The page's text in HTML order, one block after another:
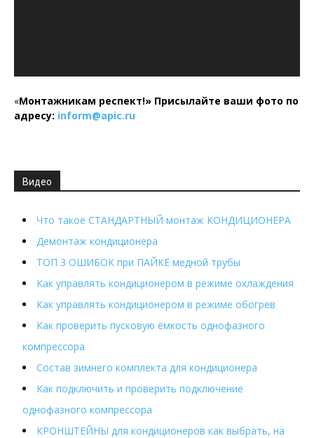
«Монтажникам респект!» Присылайте ваши фото по
адресу: inform@apic.ru
Видео
Что такое СТАНДАРТНЫЙ монтаж КОНДИЦИОНЕРА
Демонтаж кондиционера
ТОП 3 ОШИБОК при ПАЙКЕ медной трубы
Как управлять кондиционером в режиме охлаждения
Как управлять кондиционером в режиме обогрев
Как проверить пусковую ёмкость однофазного
компрессора
Состав зимнего комплекта для кондиционера
Как подключить и проверить подключение
однофазного компрессора
КРОНШТЕЙНЫ для кондиционеров как выбрать, на